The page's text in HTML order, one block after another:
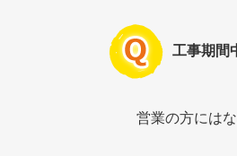
工事期間
営業の方には